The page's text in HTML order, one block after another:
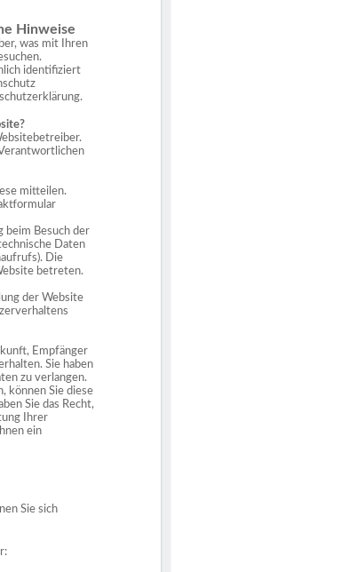
Hinweise
was mit Ihren
identifiziert
mitteilen.
beim Besuch der
Daten
Die
betreten.
der Website
Empfänger
Sie haben
zu verlangen.
können Sie diese
Sie das Recht,
Ihrer
ein
Sie sich